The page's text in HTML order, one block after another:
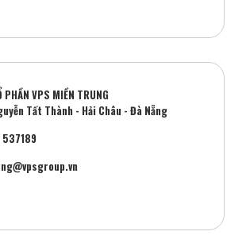
PHẦN VPS MIỀN TRUNG
Tất Thành - Hải Châu - Đà Nẵng